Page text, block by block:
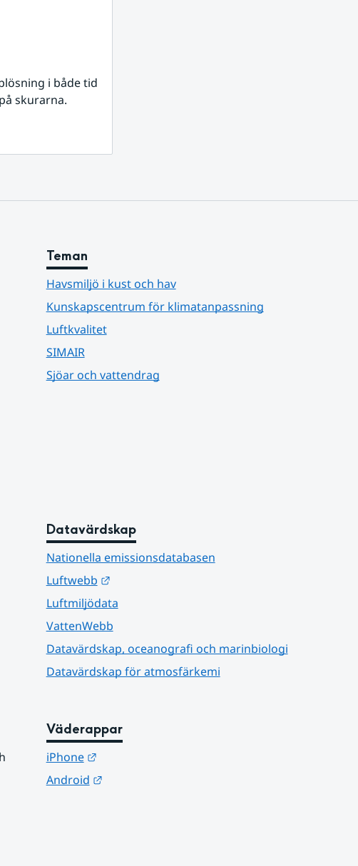
i både tid
skurarna.
Teman
Havsmiljö i kust och hav
Kunskapscentrum för klimatanpassning
Luftkvalitet
SIMAIR
Sjöar och vattendrag
Datavärdskap
Nationella emissionsdatabasen
Luftwebb
Länk till annan webbplats.
Luftmiljödata
VattenWebb
Datavärdskap, oceanografi och marinbiologi
Datavärdskap för atmosfärkemi
Väderappar
iPhone
Länk till annan webbplats.
Android
Länk till annan webbplats.